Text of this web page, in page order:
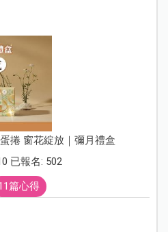
捲 窗花綻放｜彌月禮盒
已報名: 502
篇心得